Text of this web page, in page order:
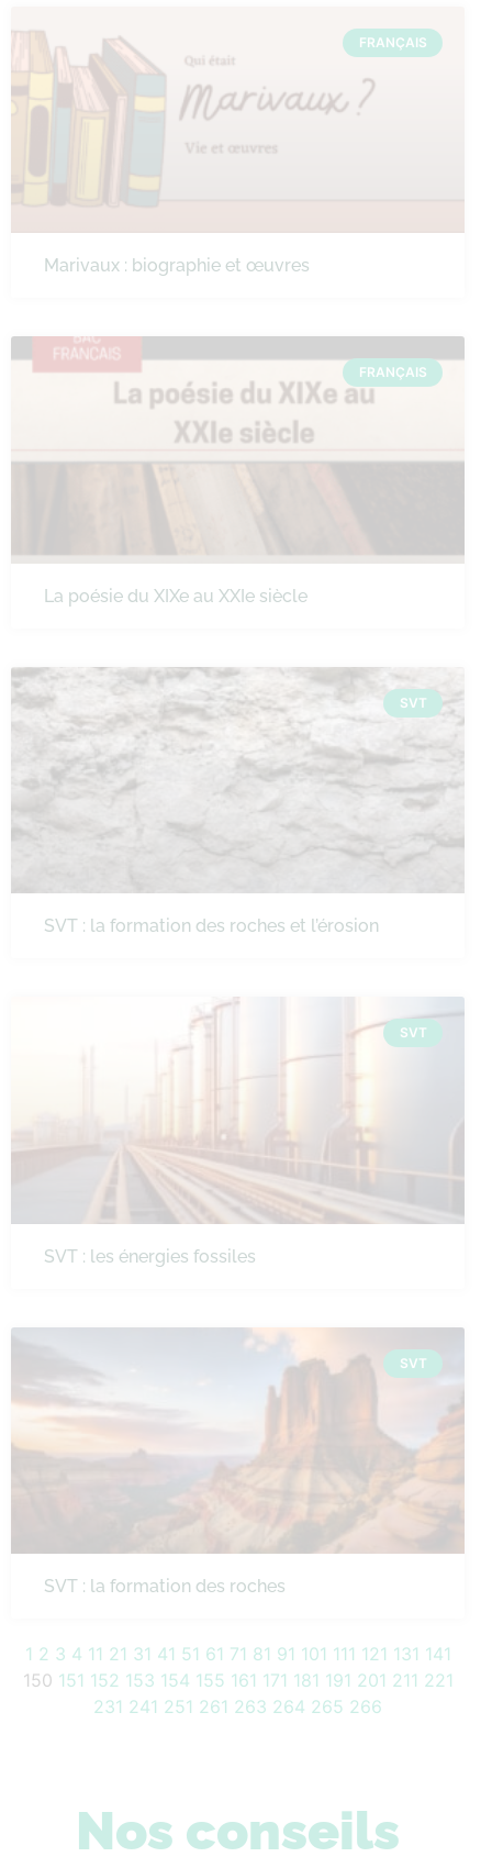
FRANÇAIS
Marivaux : biographie et œuvres
FRANÇAIS
La poésie du XIXe au XXIe siècle
SVT
SVT : la formation des roches et l’érosion
SVT
SVT : les énergies fossiles
SVT
SVT : la formation des roches
1 2 3 4 11 21 31 41 51 61 71 81 91 101 111 121 131 141
150 151 152 153 154 155 161 171 181 191 201 211 221
231 241 251 261 263 264 265 266
Nos conseils